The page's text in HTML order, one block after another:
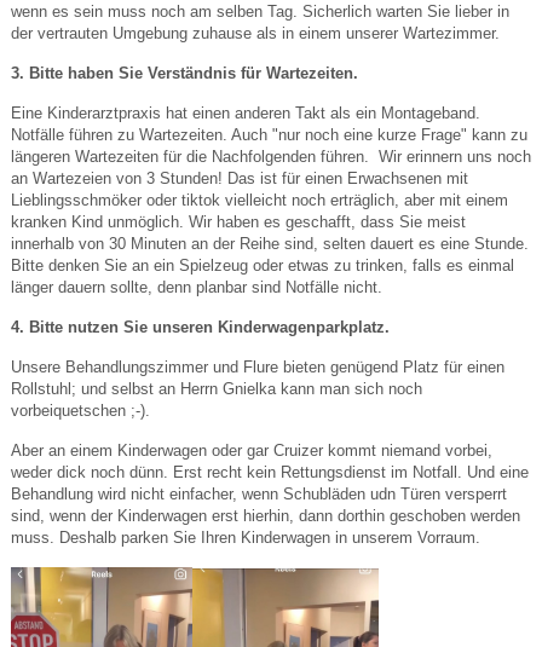
wenn es sein muss noch am selben Tag. Sicherlich warten Sie lieber in
der vertrauten Umgebung zuhause als in einem unserer Wartezimmer.
3. Bitte haben Sie Verständnis für Wartezeiten.
Eine Kinderarztpraxis hat einen anderen Takt als ein Montageband.
Notfälle führen zu Wartezeiten. Auch "nur noch eine kurze Frage" kann zu
längeren Wartezeiten für die Nachfolgenden führen. Wir erinnern uns noch
an Wartezeien von 3 Stunden! Das ist für einen Erwachsenen mit
Lieblingsschmöker oder tiktok vielleicht noch erträglich, aber mit einem
kranken Kind unmöglich. Wir haben es geschafft, dass Sie meist
innerhalb von 30 Minuten an der Reihe sind, selten dauert es eine Stunde.
Bitte denken Sie an ein Spielzeug oder etwas zu trinken, falls es einmal
länger dauern sollte, denn planbar sind Notfälle nicht.
4. Bitte nutzen Sie unseren Kinderwagenparkplatz.
Unsere Behandlungszimmer und Flure bieten genügend Platz für einen
Rollstuhl; und selbst an Herrn Gnielka kann man sich noch
vorbeiquetschen ;-).
Aber an einem Kinderwagen oder gar Cruizer kommt niemand vorbei,
weder dick noch dünn. Erst recht kein Rettungsdienst im Notfall. Und eine
Behandlung wird nicht einfacher, wenn Schubläden udn Türen versperrt
sind, wenn der Kinderwagen erst hierhin, dann dorthin geschoben werden
muss. Deshalb parken Sie Ihren Kinderwagen in unserem Vorraum.